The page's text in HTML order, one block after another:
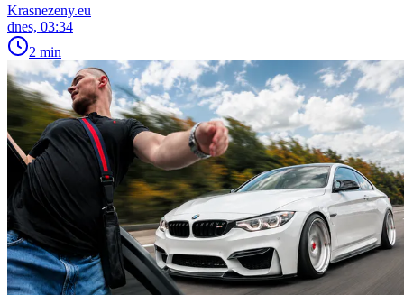
Krasnezeny.eu
dnes, 03:34
2 min